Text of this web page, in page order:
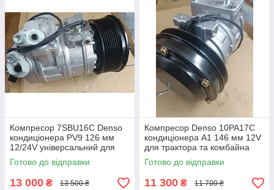
Компресор 7SBU16C Denso
кондиціонера PV9 126 мм
12/24V універсальний для
Mercedes Benz 447200-8090
447300-7820
Готово до відправки
13 000 ₴ 13 500 ₴
Компресор Denso 10РА17С
кондиціонера А1 146 мм 12V
для трактора та комбайна
John Deere RE55422,
SE501468
Готово до відправки
11 300 ₴ 11 700 ₴